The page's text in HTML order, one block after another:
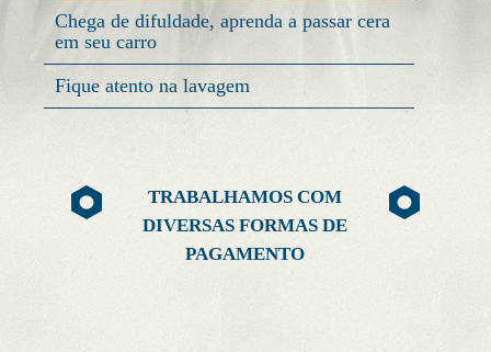
CONTATO
Chega de difuldade, aprenda a passar cera
em seu carro
Fique atento na lavagem
TRABALHAMOS COM
DIVERSAS FORMAS DE
PAGAMENTO